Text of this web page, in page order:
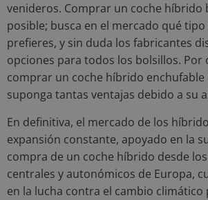
venideros. Comprar un coche híbrido
posible; busca en el mercado qué tipo
prefieres, y sin duda los fabricantes
opciones para todos los bolsillos. Por
comprar un coche híbrido enchufable
suponga tantas ventajas debido a su
En definitiva, el mercado de los
expansión constante, apoyado en la
compra de un coche híbrido desde
centrales y autonómicos de Europa,
en la lucha contra el cambio climático